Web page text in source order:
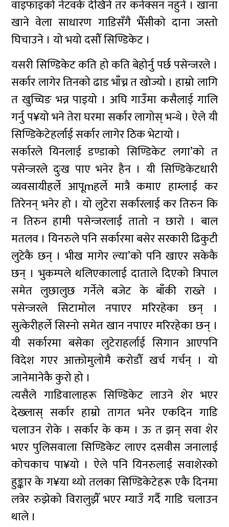
वाइफाइको नेटवर्क देखिने तर कनेक्सन नहुने । खाना
खाने वेला साधारण गाडिसँगै भैँसीको दाना जस्तो
घिचाउने । यो भयो दसौँ सिण्डिकेट ।
यसरी सिण्डिकेट कति हो कति बेहोर्नु पर्छ पसेन्जरले ।
सर्कार लागेर तिनको ढाड भाँच्न त खोज्यो । हाम्रो लागि
त खुच्चिङ भन्न पाइयो । अघि गाउँमा कसैलाई गालि
गर्नु प¥यो भने तेरा घरमा सर्कार लागोस् भन्थे । ऐले यी
सिण्डिकेटेहर्लाई सर्कार लागेर ठिक भेटायो ।
सर्कारले यिनलाई डण्डाको सिण्डिकेट लगा’को त
पसेन्जरले दुःख पाए भनेर हैन । यी सिण्डिकेटधारी
व्यवसायीहर्ले आपूmहर्ले मात्रै कमाए हाम्लाई कर
तिरेनन् भनेर हो । यो लुटेरा सर्कारलाई कर तिरुन कि
न तिरुन हामी पसेन्जरलाई तातो न छारो । बाल
मतलव । यिनरुले पनि सर्कारमा बसेर सरकारी ढिकुटी
लुटेकै छन् । भीख मागेर ल्या’को पनि खाएर सकेकै
छन् । भुकम्पले थलिएकालाई दाताले दिएको त्रिपाल
समेत लुछालुछ गर्नेले बजेट के बाँकी राख्ते ।
पसेन्जरले सिटामोल नपाएर मरिरहेका छन् ।
सुत्केरीहर्ले सिस्नो समेत खान नपाएर मरिरहेका छन् ।
यी सर्कारमा बसेका लुटेराहर्लाई सिगान आएपनि
विदेश गएर आक्तोमुलोमै करोडौँ खर्च गर्चन् । यो
जानेमानेकै कुरो हो ।
त्यसैले गाडिवालाहरू सिण्डिकेट लाउने शेर भएर
देख्लास् सर्कार हाम्रो तागत भनेर एकदिन गाडि
चलाउन रोके । सर्कार के कम । ऊ त झन् सवा शेर
भएर पुलिसवाला सिण्डिकेट लाएर दसवीस जनालाई
कोचकाच पा¥यो । ऐले पनि यिनरुलाई सवाशेरको
हुङ्कार के ग¥या थ्यो तलका सिण्डिकेटेहरू एकै दिनमा
लत्रेर रुझेको विरालुझैँ भएर म्याउँ गर्दै गाडि चलाउन
थाले ।